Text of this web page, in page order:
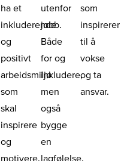
ha et
inkluderende
og
positivt
arbeidsmiljø
som
skal
inspirere
og
motivere.
utenfor
jobb.
Både
for og
inkludere,
men
også
bygge
en
lagfølelse.
som
inspirerer
til å
vokse
og ta
ansvar.